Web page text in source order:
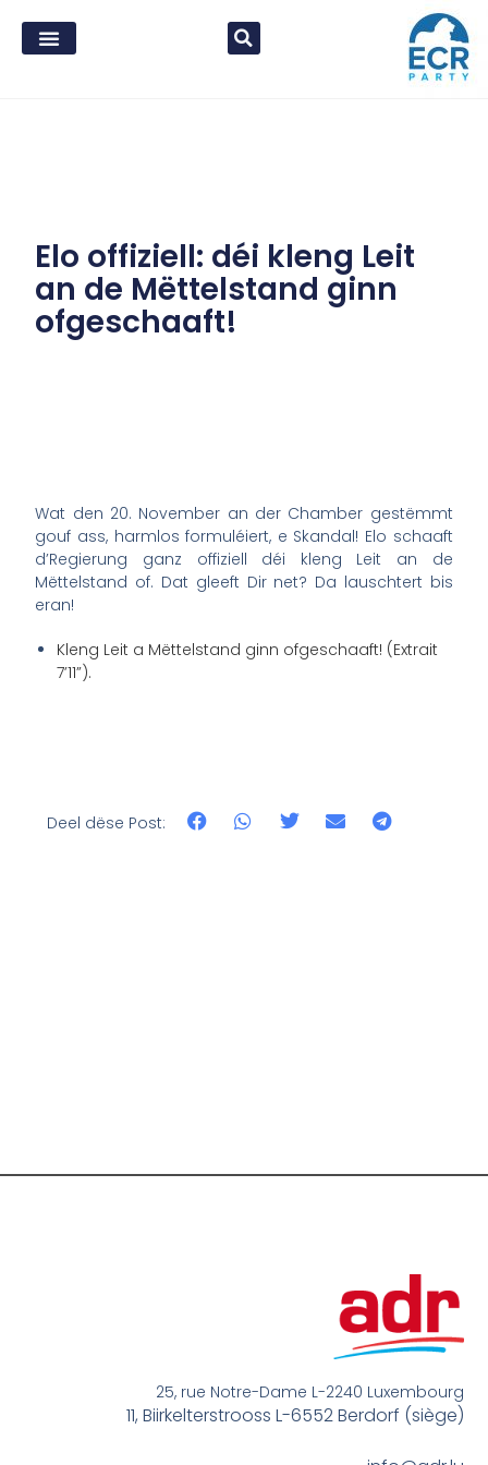
Elo offiziell: déi kleng Leit
an de Mëttelstand ginn
ofgeschaaft!
Wat den 20. November an der Chamber gestëmmt
gouf ass, harmlos formuléiert, e Skandal! Elo schaaft
d’Regierung ganz offiziell déi kleng Leit an de
Mëttelstand of. Dat gleeft Dir net? Da lauschtert bis
eran!
Kleng Leit a Mëttelstand ginn ofgeschaaft! (Extrait
7’11”).
Deel dëse Post:
25, rue Notre-Dame L-2240 Luxembourg
11, Biirkelterstrooss L-6552 Berdorf (siège)